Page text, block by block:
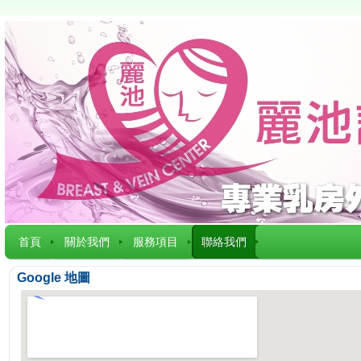
首頁 關於我們 服務項目 聯絡我們
Google 地圖